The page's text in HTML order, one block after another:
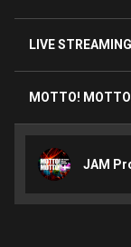
LIVE STREAMING
MOTTO!
JAM